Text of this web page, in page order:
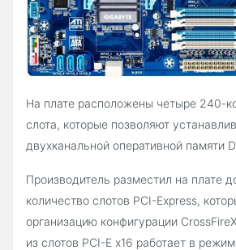
На плате расположены четыре 240-
слота, которые позволяют
двухканальной оперативной памяти
Производитель разместил на плате
количество слотов PCI-Express,
организацию конфигурации
из слотов PCI-E x16 работает в